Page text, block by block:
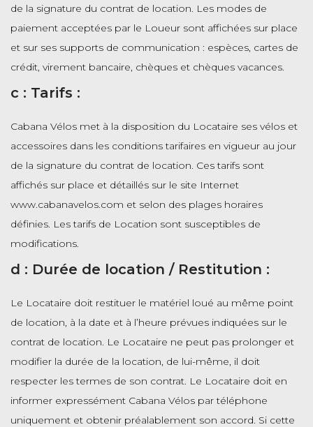
de la signature du contrat de location. Les modes de
paiement acceptées par le Loueur sont affichées sur place
et sur ses supports de communication : espèces, cartes de
crédit, virement bancaire, chèques et chèques vacances.
c : Tarifs :
Cabana Vélos met à la disposition du Locataire ses vélos et
accessoires dans les conditions tarifaires en vigueur au jour
de la signature du contrat de location. Ces tarifs sont
affichés sur place et détaillés sur le site Internet
www.cabanavelos.com et selon des plages horaires
définies. Les tarifs de Location sont susceptibles de
modifications.
d : Durée de location / Restitution :
Le Locataire doit restituer le matériel loué au même point
de location, à la date et à l’heure prévues indiquées sur le
contrat de location. Le Locataire ne peut pas prolonger et
modifier la durée de la location, de lui-même, il doit
respecter les termes de son contrat. Le Locataire doit en
informer expressément Cabana Vélos par téléphone
uniquement et obtenir préalablement son accord. Si cette